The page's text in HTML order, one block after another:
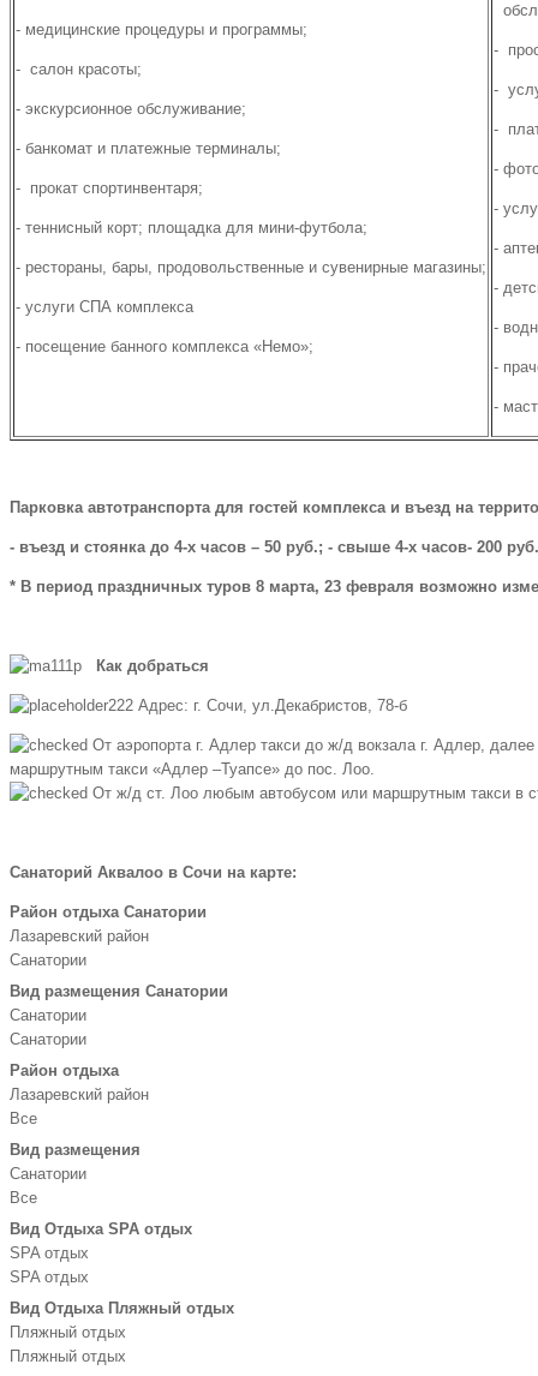
- медицинские процедуры и программы;
- салон красоты;
- экскурсионное обслуживание;
- банкомат и платежные терминалы;
- прокат спортинвентаря;
- теннисный корт; площадка для мини-футбола;
- рестораны, бары, продовольственные и сувенирные магазины;
- услуги СПА комплекса
- посещение банного комплекса «Немо»;
-
-
-
-
-
-
-
-
-
-
Парковка автотранспорта для гостей комплекса и въезд на
- въезд и стоянка до 4-х часов – 50 руб.; - свыше 4-х часов- 200
* В период праздничных туров 8 марта, 23 февраля возможно
Как добраться
Адрес: г. Сочи, ул.Декабристов, 78-б
От аэропорта г. Адлер такси до ж/д вокзала г. Адлер,
маршрутным такси «Адлер –Туапсе» до пос. Лоо.
От ж/д ст. Лоо любым автобусом или маршрутным такси в
Санаторий Аквалоо в Сочи на карте:
Район отдыха Санатории
Лазаревский район
Санатории
Вид размещения Санатории
Санатории
Санатории
Район отдыха
Лазаревский район
Все
Вид размещения
Санатории
Все
Вид Отдыха SPA отдых
SPA отдых
SPA отдых
Вид Отдыха Пляжный отдых
Пляжный отдых
Пляжный отдых